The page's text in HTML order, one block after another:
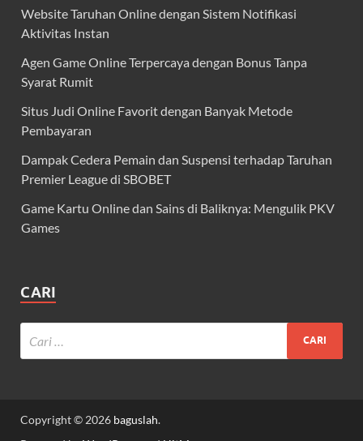
Website Taruhan Online dengan Sistem Notifikasi
Aktivitas Instan
Agen Game Online Terpercaya dengan Bonus Tanpa
Syarat Rumit
Situs Judi Online Favorit dengan Banyak Metode
Pembayaran
Dampak Cedera Pemain dan Suspensi terhadap Taruhan
Premier League di SBOBET
Game Kartu Online dan Sains di Baliknya: Mengulik PKV
Games
CARI
Copyright © 2026 baguslah.